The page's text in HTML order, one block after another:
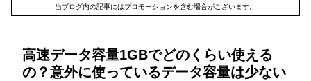
当ブログ内の記事にはプロモーションを含む場合がございます。
高速データ容量1GBでどのくらい使える
の？意外に使っているデータ容量は少ない